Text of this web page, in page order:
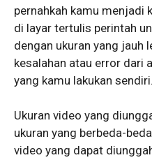
pernahkah kamu menjadi
di layar tertulis perintah
dengan ukuran yang jauh
kesalahan atau error dari
yang kamu lakukan sendiri.
Ukuran video yang
ukuran yang berbeda-
video yang dapat